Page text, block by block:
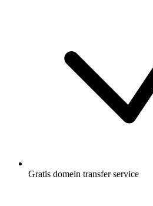
Gratis domein transfer service